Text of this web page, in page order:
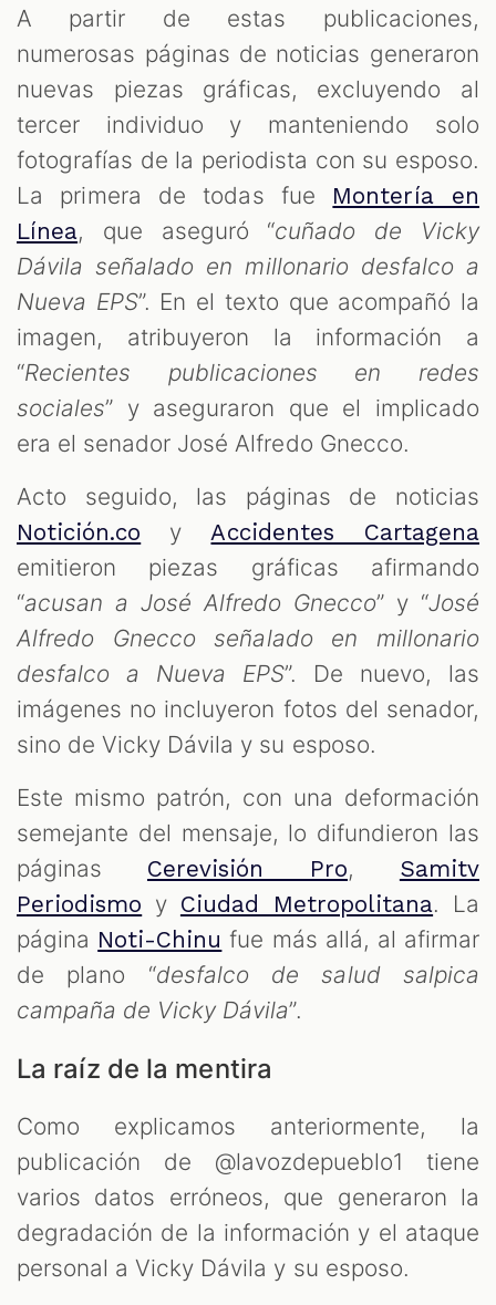
A partir de estas publicaciones,
numerosas páginas de noticias generaron
nuevas piezas gráficas, excluyendo al
tercer individuo y manteniendo solo
fotografías de la periodista con su esposo.
La primera de todas fue Montería en
Línea, que aseguró “cuñado de Vicky
Dávila señalado en millonario desfalco a
Nueva EPS”. En el texto que acompañó la
imagen, atribuyeron la información a
“Recientes publicaciones en redes
sociales” y aseguraron que el implicado
era el senador José Alfredo Gnecco.
Acto seguido, las páginas de noticias
Notición.co y Accidentes Cartagena
emitieron piezas gráficas afirmando
“acusan a José Alfredo Gnecco” y “José
Alfredo Gnecco señalado en millonario
desfalco a Nueva EPS”. De nuevo, las
imágenes no incluyeron fotos del senador,
sino de Vicky Dávila y su esposo.
Este mismo patrón, con una deformación
semejante del mensaje, lo difundieron las
páginas Cerevisión Pro, Samitv
Periodismo y Ciudad Metropolitana. La
página Noti-Chinu fue más allá, al afirmar
de plano “desfalco de salud salpica
campaña de Vicky Dávila”.
La raíz de la mentira
Como explicamos anteriormente, la
publicación de @lavozdepueblo1 tiene
varios datos erróneos, que generaron la
degradación de la información y el ataque
personal a Vicky Dávila y su esposo.